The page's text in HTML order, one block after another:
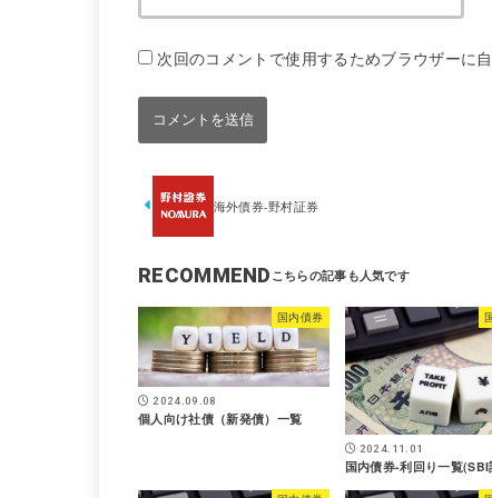
次回のコメントで使用するためブラウザーに
海外債券-野村証券
RECOMMEND
国内債券
2024.09.08
個人向け社債（新発債）一覧
2024.11.01
国内債券-利回り一覧(SBI